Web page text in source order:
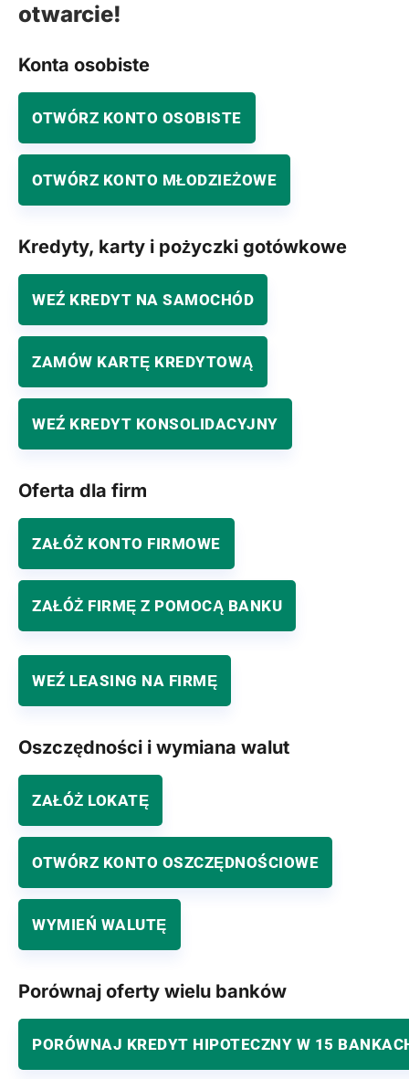
otwarcie!
Konta osobiste
OTWÓRZ KONTO OSOBISTE
OTWÓRZ KONTO MŁODZIEŻOWE
Kredyty, karty i pożyczki gotówkowe
WEŹ KREDYT NA SAMOCHÓD
ZAMÓW KARTĘ KREDYTOWĄ
WEŹ KREDYT KONSOLIDACYJNY
Oferta dla firm
ZAŁÓŻ KONTO FIRMOWE
ZAŁÓŻ FIRMĘ Z POMOCĄ BANKU
WEŹ LEASING NA FIRMĘ
Oszczędności i wymiana walut
ZAŁÓŻ LOKATĘ
OTWÓRZ KONTO OSZCZĘDNOŚCIOWE
WYMIEŃ WALUTĘ
Porównaj oferty wielu banków
PORÓWNAJ KREDYT HIPOTECZNY W 15